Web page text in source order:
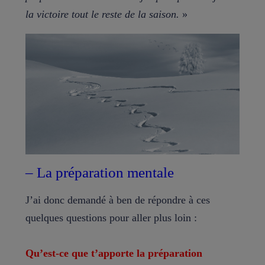
la victoire tout le reste de la saison. »
– La préparation mentale
J’ai donc demandé à ben de répondre à ces
quelques questions pour aller plus loin :
Qu’est-ce que t’apporte la préparation